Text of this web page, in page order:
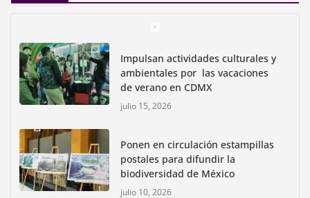
Impulsan actividades culturales y
ambientales por las vacaciones
de verano en CDMX
julio 15, 2026
Ponen en circulación estampillas
postales para difundir la
biodiversidad de México
julio 10, 2026